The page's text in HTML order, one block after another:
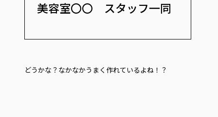
美容室〇〇 スタッフ一同
どうかな？なかなかうまく作れているよね！？